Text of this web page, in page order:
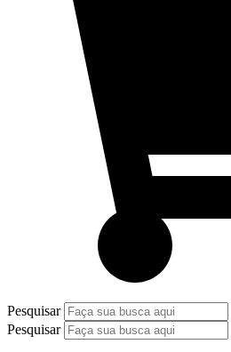
Pesquisar
Pesquisar